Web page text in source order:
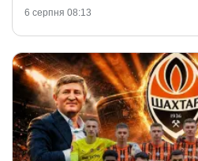
6 серпня 08:13